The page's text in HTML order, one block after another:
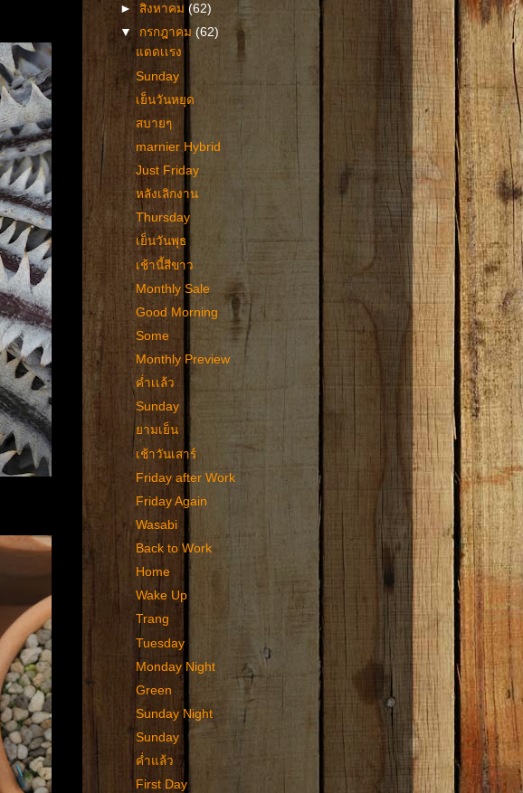
►สิงหาคม(62)
▼ กรกฎาคม(62)
แดดเเรง
Sunday
เย็นวันหยุด
สบายๆ
marnier Hybrid
Just Friday
หลังเลิกงาน
Thursday
เย็นวันพุธ
เช้านี้สีขาว
Monthly Sale
Good Morning
Some
Monthly Preview
ค่ำเเล้ว
Sunday
ยามเย็น
เช้าวันเสาร์
Friday after Work
Friday Again
Wasabi
Back to Work
Home
Wake Up
Trang
Tuesday
Monday Night
Green
Sunday Night
Sunday
ค่ำแล้ว
First Day